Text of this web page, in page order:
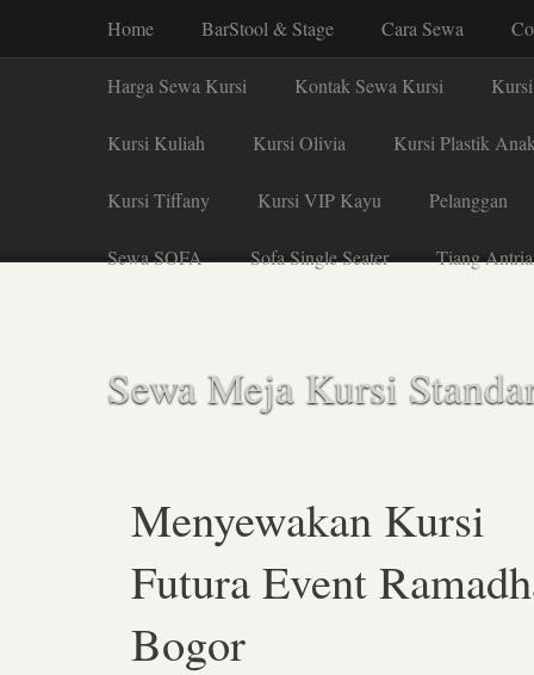
Home BarStool & Stage Cara Sewa
Harga Sewa Kursi Kontak Sewa Kursi
Kursi Kuliah Kursi Olivia Kursi Plastik
Kursi Tiffany Kursi VIP Kayu Pelanggan
Sewa SOFA Sofa Single Seater Tiang
Sewa Meja Kursi
Menyewakan Kursi
Futura Event
Bogor